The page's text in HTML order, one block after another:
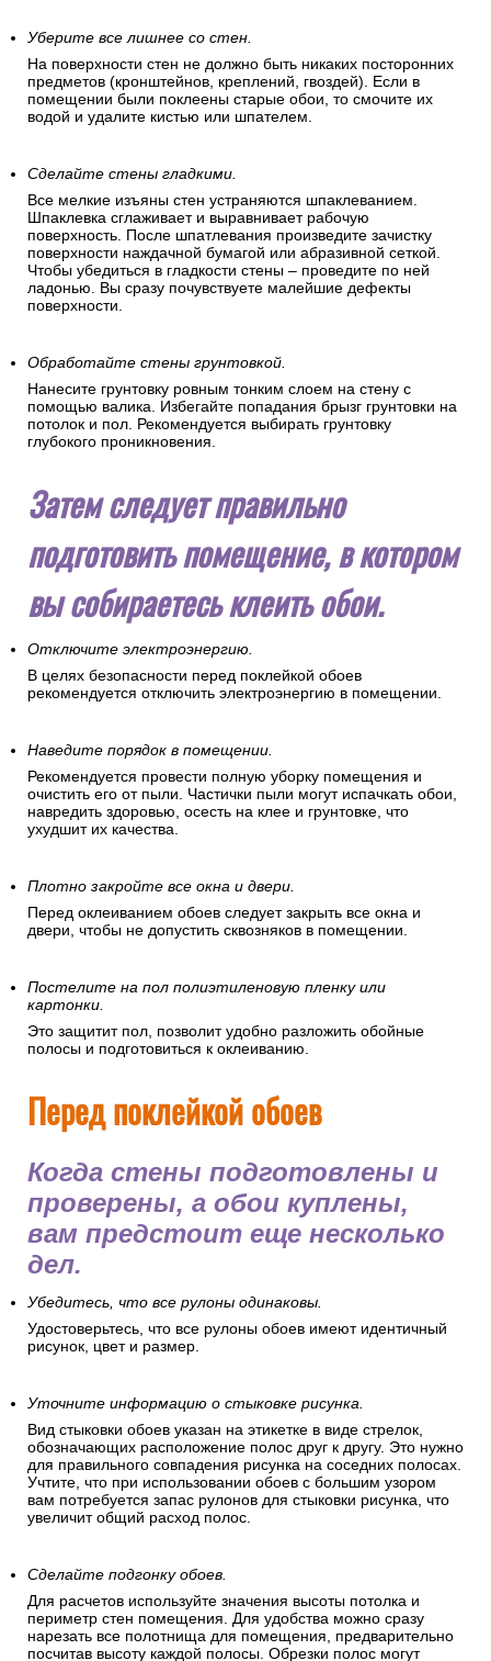
Уберите все лишнее со стен.
На поверхности стен не должно быть никаких посторонних
предметов (кронштейнов, креплений, гвоздей). Если в
помещении были поклеены старые обои, то смочите их
водой и удалите кистью или шпателем.
Сделайте стены гладкими.
Все мелкие изъяны стен устраняются шпаклеванием.
Шпаклевка сглаживает и выравнивает рабочую
поверхность. После шпатлевания произведите зачистку
поверхности наждачной бумагой или абразивной сеткой.
Чтобы убедиться в гладкости стены – проведите по ней
ладонью. Вы сразу почувствуете малейшие дефекты
поверхности.
Обработайте стены грунтовкой.
Нанесите грунтовку ровным тонким слоем на стену с
помощью валика. Избегайте попадания брызг грунтовки на
потолок и пол. Рекомендуется выбирать грунтовку
глубокого проникновения.
Затем следует правильно
подготовить помещение, в котором
вы собираетесь клеить обои.
Отключите электроэнергию.
В целях безопасности перед поклейкой обоев
рекомендуется отключить электроэнергию в помещении.
Наведите порядок в помещении.
Рекомендуется провести полную уборку помещения и
очистить его от пыли. Частички пыли могут испачкать обои,
навредить здоровью, осесть на клее и грунтовке, что
ухудшит их качества.
Плотно закройте все окна и двери.
Перед оклеиванием обоев следует закрыть все окна и
двери, чтобы не допустить сквозняков в помещении.
Постелите на пол полиэтиленовую пленку или
картонки.
Это защитит пол, позволит удобно разложить обойные
полосы и подготовиться к оклеиванию.
Перед поклейкой обоев
Когда стены подготовлены и
проверены, а обои куплены,
вам предстоит еще несколько
дел.
Убедитесь, что все рулоны одинаковы.
Удостоверьтесь, что все рулоны обоев имеют идентичный
рисунок, цвет и размер.
Уточните информацию о стыковке рисунка.
Вид стыковки обоев указан на этикетке в виде стрелок,
обозначающих расположение полос друг к другу. Это нужно
для правильного совпадения рисунка на соседних полосах.
Учтите, что при использовании обоев с большим узором
вам потребуется запас рулонов для стыковки рисунка, что
увеличит общий расход полос.
Сделайте подгонку обоев.
Для расчетов используйте значения высоты потолка и
периметр стен помещения. Для удобства можно сразу
нарезать все полотнища для помещения, предварительно
посчитав высоту каждой полосы. Обрезки полос могут